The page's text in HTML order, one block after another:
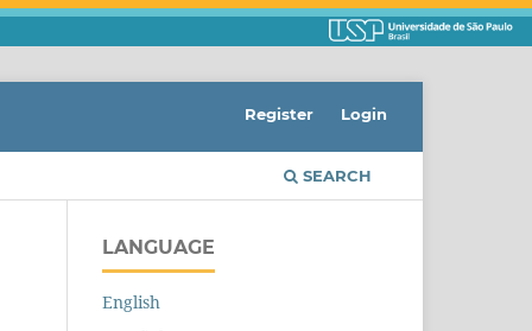
SEARCH
Register Login
LANGUAGE
English